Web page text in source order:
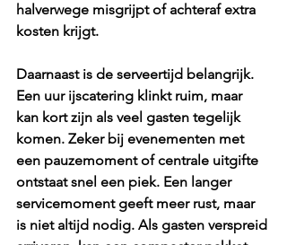
halverwege misgrijpt of achteraf extra
kosten krijgt.
Daarnaast is de serveertijd belangrijk.
Een uur ijscatering klinkt ruim, maar
kan kort zijn als veel gasten tegelijk
komen. Zeker bij evenementen met
een pauzemoment of centrale uitgifte
ontstaat snel een piek. Een langer
servicemoment geeft meer rust, maar
is niet altijd nodig. Als gasten verspreid